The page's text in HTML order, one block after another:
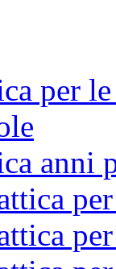
per
anni